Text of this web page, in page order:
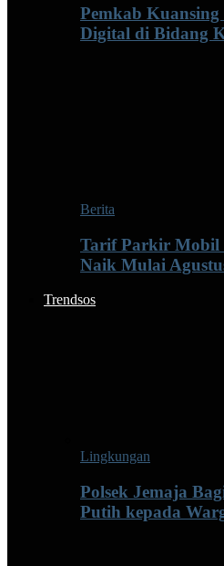
Pemkab Kuansing
Digital di Bidang
Berita
Tarif Parkir Mobil
Naik Mulai
Trendsos
Lingkungan
Polsek Jemaja
Putih kepada